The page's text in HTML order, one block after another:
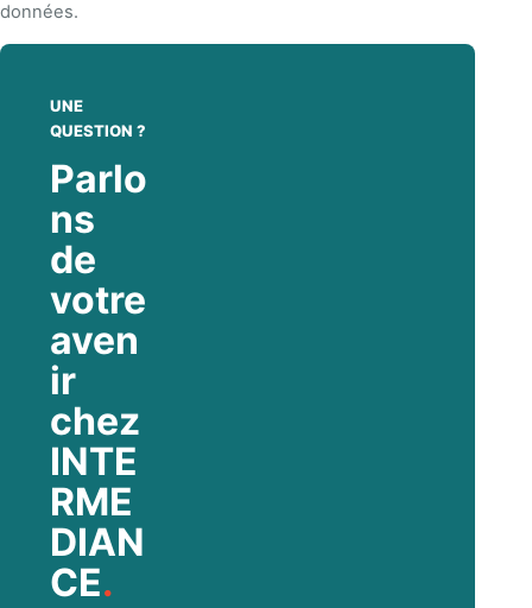
données.
UNE
QUESTION ?
Parlo
ns
de
votre
aven
ir
chez
INTE
RME
DIAN
CE.